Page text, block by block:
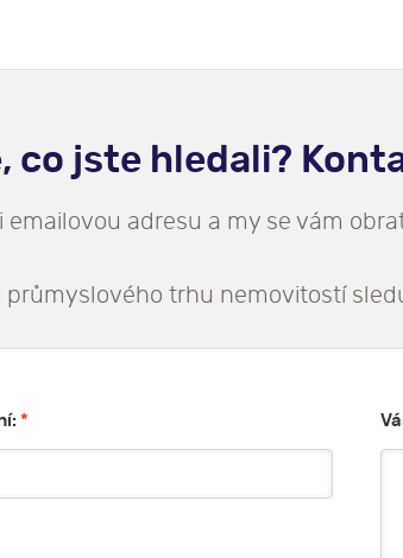
co jste hledali?
adresu a my se vám
průmyslového trhu nemovitostí
*